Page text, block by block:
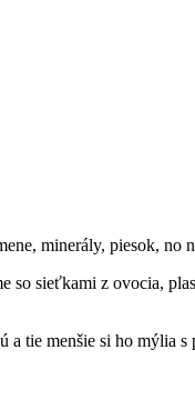
minerály, piesok, no
so sieťkami z ovocia,
a tie menšie si ho mýlia s